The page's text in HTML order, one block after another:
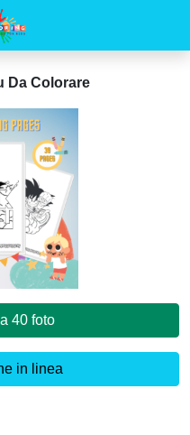
Da Colorare
40 foto
in linea